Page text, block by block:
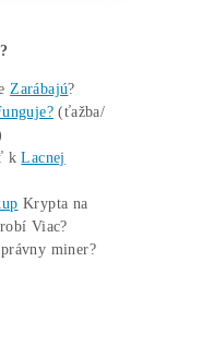
se nachází v
Bitcoin v
testoval
dolarů, ale
udržet.
i nedělní
vůči Íránu.
vystupovat jako
průlivu, kde Írán